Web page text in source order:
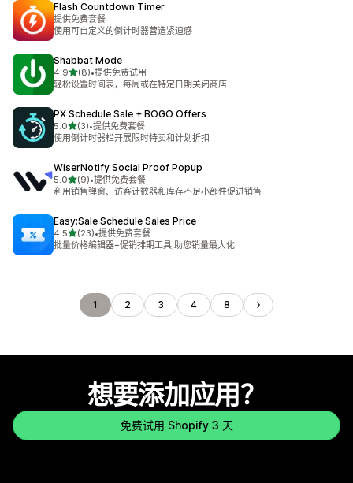
Flash Countdown Timer
提供免费套餐
使用可自定义的倒计时器营造紧迫感
Shabbat Mode
4.9星（满分 5 星）
(8)
总共 8 条评论
•提供免费试用
轻松设置时间表，每周或在特定日期关闭商店
PX Schedule Sale + BOGO Offers
5.0星（满分 5 星）
(3)
总共 3 条评论
•提供免费套餐
使用倒计时器栏开展限时特卖和计划折扣
WiserNotify Social Proof Popup
5.0星（满分 5 星）
(9)
总共 9 条评论
•提供免费套餐
利用销售弹窗、访客计数器和库存不足小部件促进销售
Easy:Sale Schedule Sales Price
4.5星（满分 5 星）
(23)
总共 23 条评论
•提供免费套餐
批量价格编辑器+促销排期工具,助您销量最大化
1 2 3 4 8
想要添加应用？
免费试用 Shopify 3 天